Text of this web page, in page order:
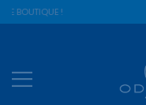
BOUTIQUE !